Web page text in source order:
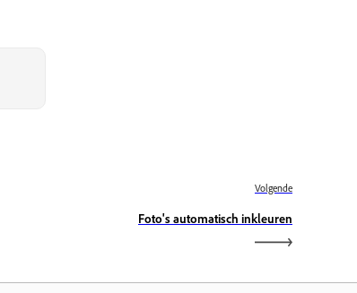
Volgende
Foto's automatisch inkleuren